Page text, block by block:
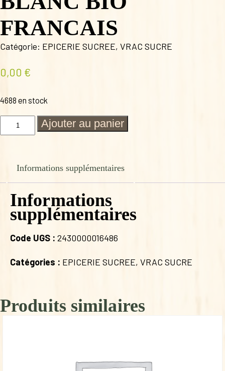
FRANCAIS
Catégorie: EPICERIE SUCREE, VRAC SUCRE
0,00 €
4688 en stock
quantité
BLANC
FRANCAIS
Ajouter au panier
Informations supplémentaires
Informations
supplémentaires
Code UGS : 2430000016486
Catégories : EPICERIE SUCREE, VRAC SUCRE
Produits similaires